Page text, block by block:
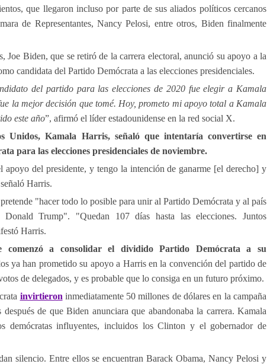
que llegaron incluso por parte de sus aliados políticos cercanos
de Representantes, Nancy Pelosi, entre otros, Biden finalmente
Joe Biden, que se retiró de la carrera electoral, anunció su apoyo a la
candidata del Partido Demócrata a las elecciones presidenciales.
del partido para las elecciones de 2020 fue elegir a Kamala
la mejor decisión que tomé. Hoy, prometo mi apoyo total a Kamala
este año”, afirmó el líder estadounidense en la red social X.
Unidos, Kamala Harris, señaló que intentaría convertirse en
para las elecciones presidenciales de noviembre.
apoyo del presidente, y tengo la intención de ganarme [el derecho] y
Harris.
"hacer todo lo posible para unir al Partido Demócrata y al país
Trump". "Quedan 107 días hasta las elecciones. Juntos
Harris.
comenzó a consolidar el dividido Partido Demócrata a su
ya han prometido su apoyo a Harris en la convención del partido de
de delegados, y es probable que lo consiga en un futuro próximo.
invirtieron inmediatamente 50 millones de dólares en la campaña
de que Biden anunciara que abandonaba la carrera. Kamala
demócratas influyentes, incluidos los Clinton y el gobernador de
silencio. Entre ellos se encuentran Barack Obama, Nancy Pelosi y